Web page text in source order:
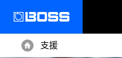
Home
支援